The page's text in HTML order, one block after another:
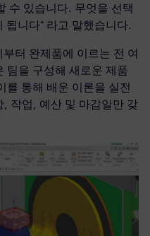
수 있습니다. 무엇을 선택
됩니다" 라고 말했습니다.
터 완제품에 이르는 전 여
팀을 구성해 새로운 제품
를 통해 배운 이론을 실전
작업, 예산 및 마감일만 갖